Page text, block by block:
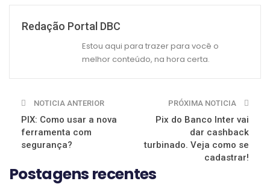
Redação Portal DBC
Estou aqui para trazer para você o
melhor conteúdo, na hora certa.
NOTICIA ANTERIOR
PIX: Como usar a nova
ferramenta com
segurança?
PRÓXIMA NOTICIA
Pix do Banco Inter vai
dar cashback
turbinado. Veja como se
cadastrar!
Postagens recentes